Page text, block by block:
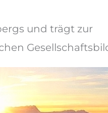
und trägt zur